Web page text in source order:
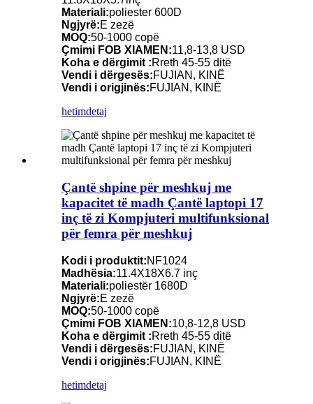
Materiali:poliester 600D
Ngjyrë:E zezë
MOQ:50-1000 copë
Çmimi FOB XIAMEN:11,8-13,8 USD
Koha e dërgimit :Rreth 45-55 ditë
Vendi i dërgesës:FUJIAN, KINË
Vendi i origjinës:FUJIAN, KINË
hetimdetaj
Çantë shpine për meshkuj me
kapacitet të madh Çantë laptopi 17
inç të zi Kompjuteri multifunksional
për femra për meshkuj
Kodi i produktit:NF1024
Madhësia:11.4X18X6.7 inç
Materiali:poliestër 1680D
Ngjyrë:E zezë
MOQ:50-1000 copë
Çmimi FOB XIAMEN:10,8-12,8 USD
Koha e dërgimit :Rreth 45-55 ditë
Vendi i dërgesës:FUJIAN, KINË
Vendi i origjinës:FUJIAN, KINË
hetimdetaj